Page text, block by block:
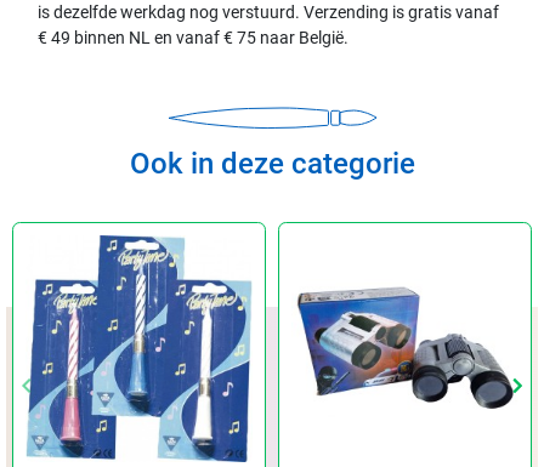
Vorige
keyboard_arrow_left keyboard_arrow_right
is dezelfde werkdag nog verstuurd. Verzending is gratis vanaf
€ 49 binnen NL en vanaf € 75 naar België.
Ook in deze categorie
Vorige
keyboard_arrow_left keyboard_arrow_right